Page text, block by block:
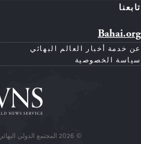
تابعنا
Bahai.org
عن خدمة أخبار العالم البهائي
سياسة الخصوصية
© 2026 المجتمع الدولي البهائي. جميع الحقوق محفوظة.